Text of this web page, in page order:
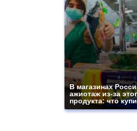
В магазинах
ажиотаж из-за
продукта: что